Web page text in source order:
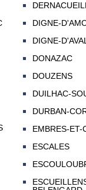
DIGNE-
DIGNE-
DONAZAC
DOUZENS
DUILHAC-
DURBAN-
EMBRES-ET-
ESCALES